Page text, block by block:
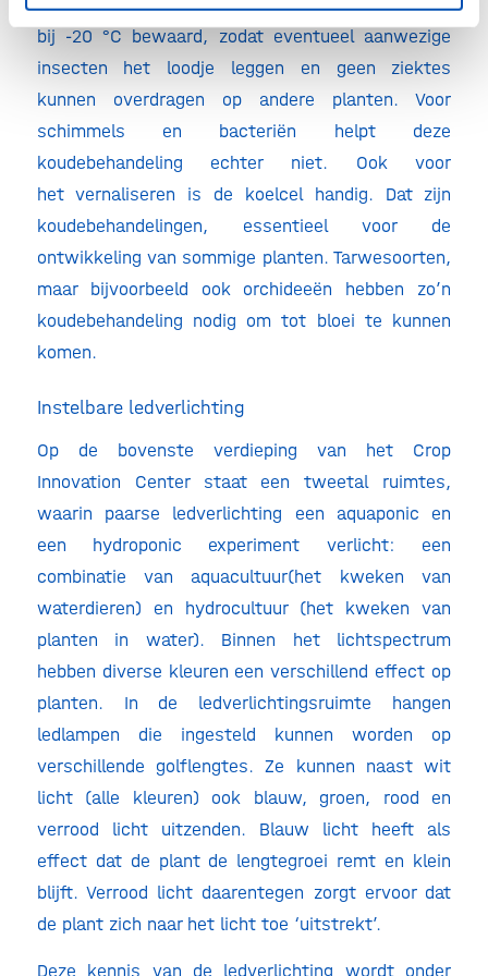
bij -20 °C bewaard, zodat eventueel aanwezige
insecten het loodje leggen en geen ziektes
kunnen overdragen op andere planten. Voor
schimmels en bacteriën helpt deze
koudebehandeling echter niet. Ook voor
het vernaliseren is de koelcel handig. Dat zijn
koudebehandelingen, essentieel voor de
ontwikkeling van sommige planten. Tarwesoorten,
maar bijvoorbeeld ook orchideeën hebben zo’n
koudebehandeling nodig om tot bloei te kunnen
komen.
Instelbare ledverlichting
Op de bovenste verdieping van het Crop
Innovation Center staat een tweetal ruimtes,
waarin paarse ledverlichting een aquaponic en
een hydroponic experiment verlicht: een
combinatie van aquacultuur(het kweken van
waterdieren) en hydrocultuur (het kweken van
planten in water). Binnen het lichtspectrum
hebben diverse kleuren een verschillend effect op
planten. In de ledverlichtingsruimte hangen
ledlampen die ingesteld kunnen worden op
verschillende golflengtes. Ze kunnen naast wit
licht (alle kleuren) ook blauw, groen, rood en
verrood licht uitzenden. Blauw licht heeft als
effect dat de plant de lengtegroei remt en klein
blijft. Verrood licht daarentegen zorgt ervoor dat
de plant zich naar het licht toe ‘uitstrekt’.
Deze kennis van de ledverlichting wordt onder